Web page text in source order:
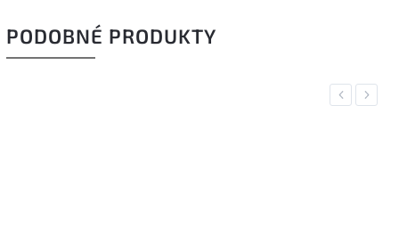
PODOBNÉ PRODUKTY
Previous
Next